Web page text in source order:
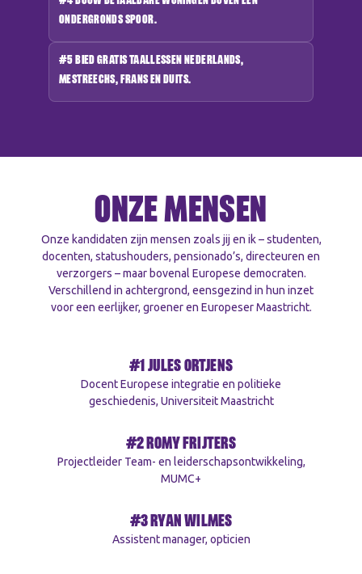
ondergronds spoor.
#5 Bied gratis taallessen Nederlands,
Mestreechs, Frans en Duits.
ONZEMENSEN
Onze kandidaten zijn mensen zoals jij en ik – studenten,
docenten, statushouders, pensionado’s, directeuren en
verzorgers – maar bovenal Europese democraten.
Verschillend in achtergrond, eensgezind in hun inzet
voor een eerlijker, groener en Europeser Maastricht.
#1 JULES ORTJENS
Docent Europese integratie en politieke
geschiedenis, Universiteit Maastricht
#2 ROMY FRIJTERS
Projectleider Team- en leiderschapsontwikkeling,
MUMC+
#3 RYAN WILMES
Assistent manager, opticien